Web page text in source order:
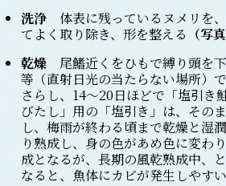
洗浄 体表に残っているヌメリを
てよく取り除き、形を整える （写
乾燥 尾鰭近くをひもで縛り頭を
等（直射日光の当たらない場所）
さらし、14～20日ほどで「塩引き
びたし」用の「塩引き」は、その
し、梅雨が終わる頃まで乾燥と湿
り熟成し、身の色があめ色に変わ
成となるが、長期の風乾熟成中、
なると、魚体にカビが発生しやす